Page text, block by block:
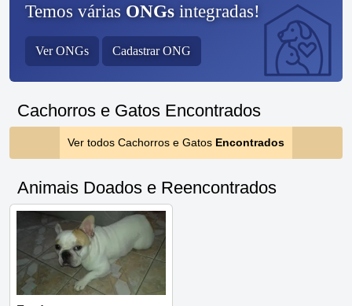
Temos várias ONGs integradas!
Ver ONGs Cadastrar ONG
Cachorros e Gatos Encontrados
Ver todos Cachorros e Gatos Encontrados
Animais Doados e Reencontrados